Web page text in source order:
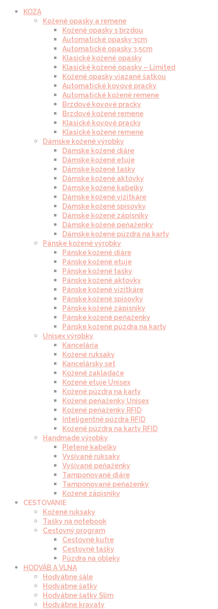
KOŽA
Kožené opasky a remene
Kožené opasky s brzdou
Automatické opasky 3cm
Automatické opasky 3.5cm
Klasické kožené opasky
Klasické kožené opasky – Limited
Kožené opasky viazané šatkou
Automatické kovové pracky
Automatické kožené remene
Brzdové kovové pracky
Brzdové kožené remene
Klasické kovové pracky
Klasické kožené remene
Dámske kožené výrobky
Dámske kožené diáre
Dámske kožené etuje
Dámske kožené tašky
Dámske kožené aktovky
Dámske kožené kabelky
Dámske kožené vizitkáre
Dámske kožené spisovky
Dámske kožené zápisníky
Dámske kožené peňaženky
Dámske kožené púzdra na karty
Pánske kožené výrobky
Pánske kožené diáre
Pánske kožené etuje
Pánske kožené tašky
Pánske kožené aktovky
Pánske kožené vizitkáre
Pánske kožené spisovky
Pánske kožené zápisníky
Pánske kožené peňaženky
Pánske kožené púzdra na karty
Unisex výrobky
Kancelária
Kožené ruksaky
Kancelársky set
Kožené zakladače
Kožené etuje Unisex
Kožené púzdra na karty
Kožené peňaženky Unisex
Kožené peňaženky RFID
Inteligentné púzdra RFID
Kožené púzdra na karty RFID
Handmade výrobky
Pletené kabelky
Vyšívané ruksaky
Vyšívané peňaženky
Tamponované diáre
Tamponované peňaženky
Kožené zápisníky
CESTOVANIE
Kožené ruksaky
Tašky na notebook
Cestovný program
Cestovné kufre
Cestovné tašky
Púzdra na obleky
HODVÁB A VLNA
Hodvábne šále
Hodvábne šatky
Hodvábne šatky Slim
Hodvábne kravaty